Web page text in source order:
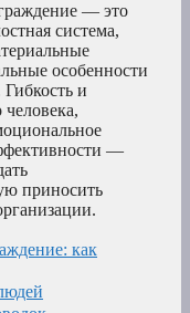
— это
система,
особенности
и
—
приносить
как